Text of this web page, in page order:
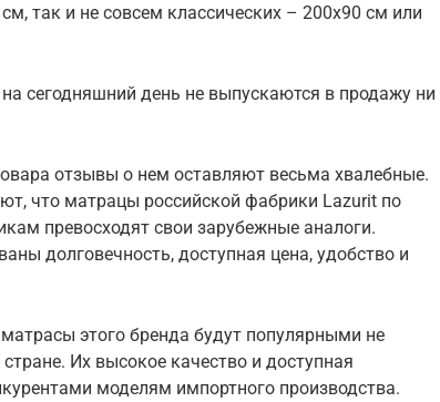
так и не совсем классических – 200х90 см или
сегодняшний день не выпускаются в продажу ни
отзывы о нем оставляют весьма хвалебные.
что матрацы российской фабрики Lazurit по
превосходят свои зарубежные аналоги.
долговечность, доступная цена, удобство и
этого бренда будут популярными не
Их высокое качество и доступная
моделям импортного производства.